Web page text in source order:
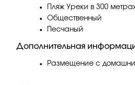
Пляж Уреки в 300
Общественный
Песчаный
Дополнительная
Размещение с